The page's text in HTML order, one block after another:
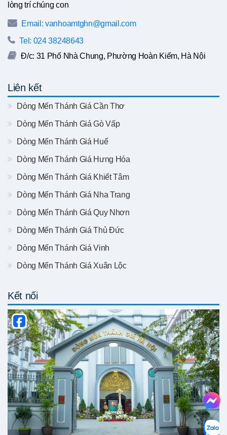
lòng trí chúng con
Email: vanhoamtghn@gmail.com
Tel: 024 38248643
Đ/c: 31 Phố Nhà Chung, Phường Hoàn Kiếm, Hà Nội
Liên kết
Dòng Mến Thánh Giá Cần Thơ
Dòng Mến Thánh Giá Gò Vấp
Dòng Mến Thánh Giá Huế
Dòng Mến Thánh Giá Hưng Hóa
Dòng Mến Thánh Giá Khiết Tâm
Dòng Mến Thánh Giá Nha Trang
Dòng Mến Thánh Giá Quy Nhơn
Dòng Mến Thánh Giá Thủ Đức
Dòng Mến Thánh Giá Vinh
Dòng Mến Thánh Giá Xuân Lộc
Kết nối